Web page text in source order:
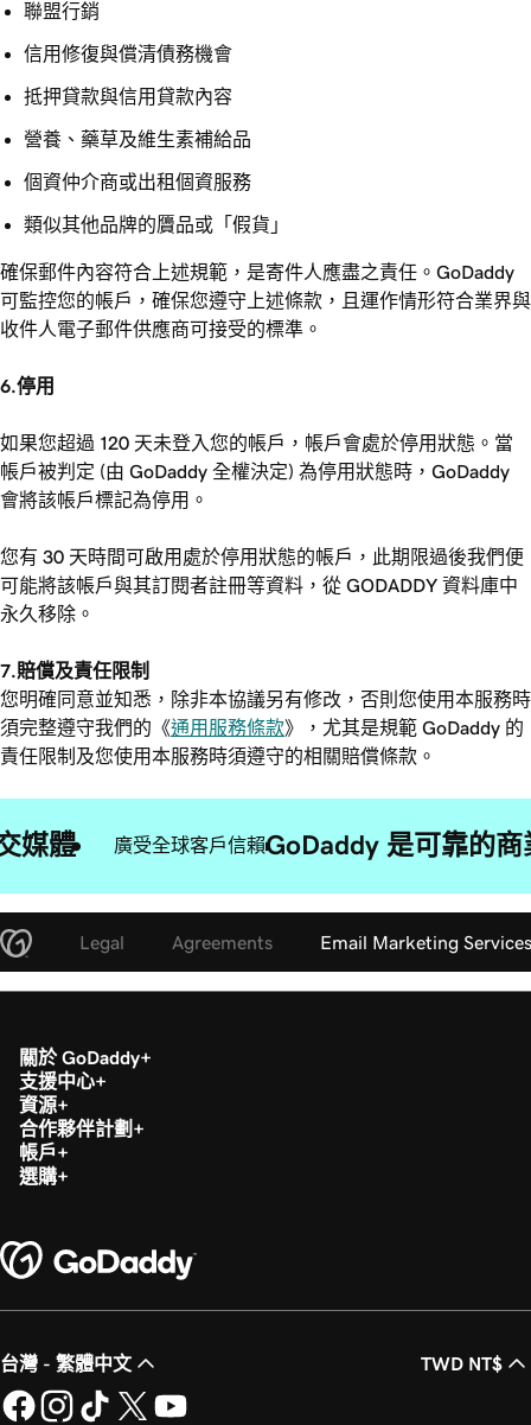
聯盟行銷
信用修復與償清債務機會
抵押貸款與信用貸款內容
營養、藥草及維生素補給品
個資仲介商或出租個資服務
類似其他品牌的贗品或「假貨」
確保郵件內容符合上述規範，是寄件人應盡之責任。GoDaddy
可監控您的帳戶，確保您遵守上述條款，且運作情形符合業界與
收件人電子郵件供應商可接受的標準。
6.停用
如果您超過 120 天未登入您的帳戶，帳戶會處於停用狀態。當
帳戶被判定 (由 GoDaddy 全權決定) 為停用狀態時，GoDaddy
會將該帳戶標記為停用。
您有 30 天時間可啟用處於停用狀態的帳戶，此期限過後我們便
可能將該帳戶與其訂閱者註冊等資料，從 GODADDY 資料庫中
永久移除。
7.賠償及責任限制
您明確同意並知悉，除非本協議另有修改，否則您使用本服務時
須完整遵守我們的《通用服務條款》，尤其是規範 GoDaddy 的
責任限制及您使用本服務時須遵守的相關賠償條款。
媒體 廣受全球客戶信賴GoDaddy 是可靠的
Legal Agreements Email Marketing Services
關於 GoDaddy
支援中心
資源
合作夥伴計劃
帳戶
選購
台灣 - 繁體中文 TWD NT$